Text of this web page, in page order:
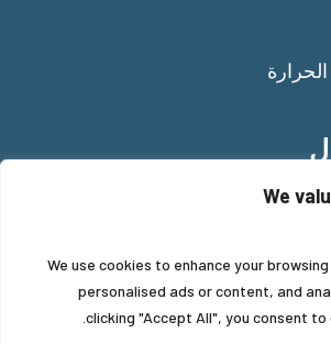
We
We use cookies to enhance your
personalised ads or content, and
clicking "Accept All", you consent to
Tel:
Mail: